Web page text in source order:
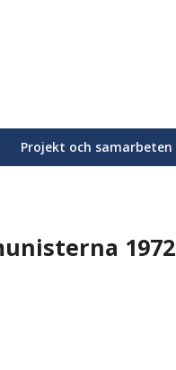
Projekt och samarbeten
1972